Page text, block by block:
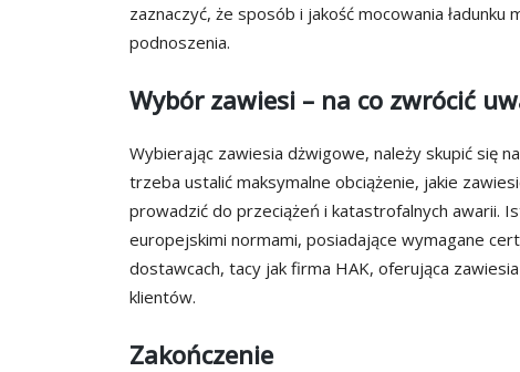
zaznaczyć, że sposób i jakość mocowania
podnoszenia.
Wybór zawiesi – na co zwrócić
Wybierając zawiesia dżwigowe, należy skupić się
trzeba ustalić maksymalne obciążenie, jakie
prowadzić do przeciążeń i katastrofalnych awarii.
europejskimi normami, posiadające wymagane
dostawcach, tacy jak firma HAK, oferująca
klientów.
Zakończenie